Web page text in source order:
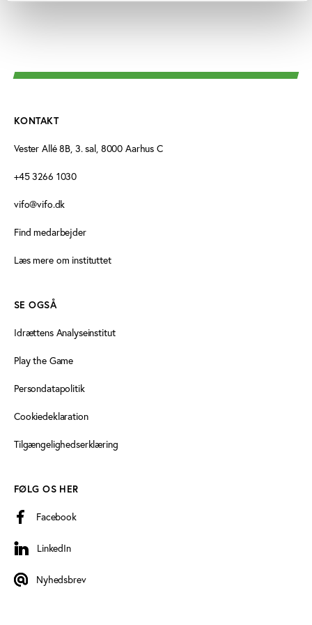
KONTAKT
Vester Allé 8B, 3. sal, 8000 Aarhus C
+45 3266 1030
vifo@vifo.dk
Find medarbejder
Læs mere om instituttet
SE OGSÅ
Idrættens Analyseinstitut
Play the Game
Persondatapolitik
Cookiedeklaration
Tilgængelighedserklæring
FØLG OS HER
Facebook
LinkedIn
LinkedIn
Nyhedsbrev
Nyhedsbrev